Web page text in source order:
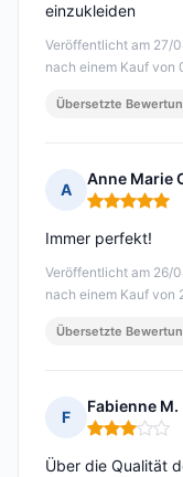
Veröffentlicht am 27/
nach einem Kauf von
einzukleiden
Übersetzte
A
Anne Marie
Hinweis: 5
Veröffentlicht am 26/
nach einem Kauf von
Immer perfekt!
Übersetzte
F
Fabienne M.
Hinweis: 3
Über die Qualität